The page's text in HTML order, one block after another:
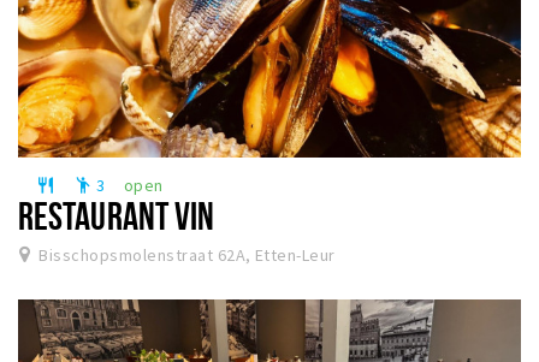
restaurant emoji_people 3 open
RESTAURANT VIN
Bisschopsmolenstraat 62A, Etten-Leur